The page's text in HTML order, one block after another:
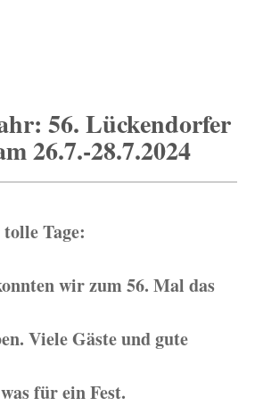
56. Lückendorfer
26.7.-28.7.2024
Tage:
wir zum 56. Mal das
Viele Gäste und gute
für ein Fest.